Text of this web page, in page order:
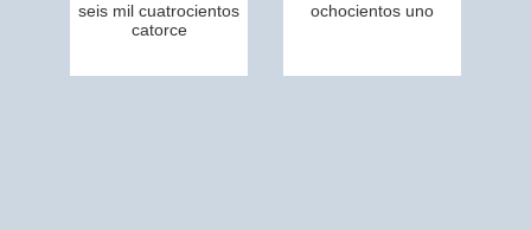
seis mil cuatrocientos
catorce
ochocientos uno